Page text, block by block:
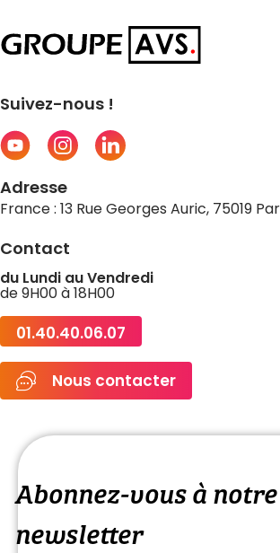
Abonnez-vous à notre
newsletter
Suivez-nous !
Adresse
France : 13 Rue Georges Auric, 75019
Contact
du Lundi au Vendredi
de 9H00 à 18H00
01.40.40.06.07
Nous contacter